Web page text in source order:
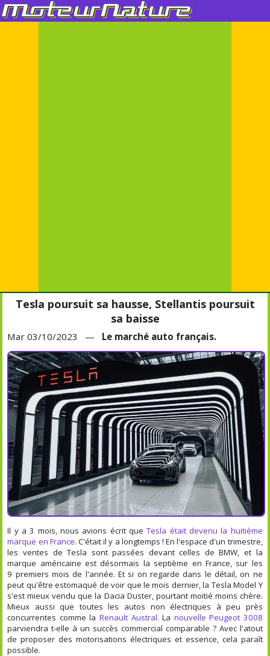
Tesla poursuit sa hausse, Stellantis poursuit
sa baisse
Mar 03/10/2023 — Le marché auto français.
Il y a 3 mois, nous avions écrit queTesla était devenu la huitième
marque en France. C'était il y a longtemps ! En l'espace d'un trimestre,
les ventes de Tesla sont passées devant celles de BMW, et la
marque américaine est désormais la septième en France, sur les
9 premiers mois de l'année. Et si on regarde dans le détail, on ne
peut qu'être estomaqué de voir que le mois dernier, la Tesla Model Y
s'est mieux vendu que la Dacia Duster, pourtant moitié moins chère.
Mieux aussi que toutes les autos non électriques à peu près
concurrentes comme la Renault Austral. La nouvelle Peugeot 3008
parviendra t-elle à un succès commercial comparable ? Avec l'atout
de proposer des motorisations électriques et essence, cela paraît
possible.